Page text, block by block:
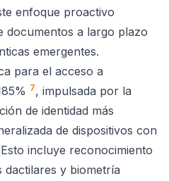
enfoque proactivo
documentos a largo plazo
emergentes.
para el acceso a
7, impulsada por la
de identidad más
de dispositivos con
incluye reconocimiento
dactilares y biometría